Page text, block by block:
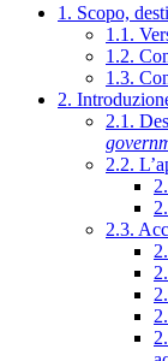
1. Scopo,
1.1.
1.2.
1.3.
2.
2.1.
2.2.
2.3.